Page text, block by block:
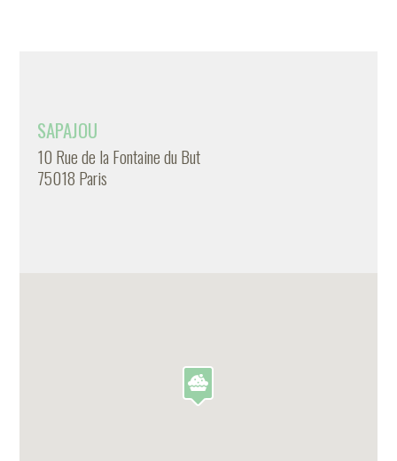
SAPAJOU
10 Rue de la Fontaine du But
75018 Paris